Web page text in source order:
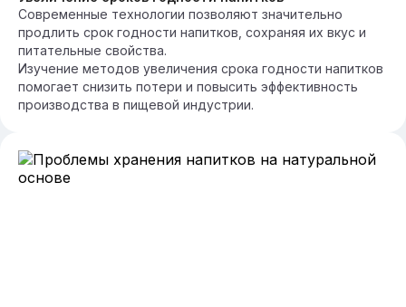
Современные технологии позволяют значительно
продлить срок годности напитков, сохраняя их вкус и
питательные свойства.
Изучение методов увеличения срока годности напитков
помогает снизить потери и повысить эффективность
производства в пищевой индустрии.